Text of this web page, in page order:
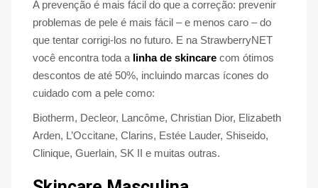
A prevenção é mais fácil do que a correção: prevenir
problemas de pele é mais fácil – e menos caro – do
que tentar corrigi-los no futuro. E na StrawberryNET
você encontra toda a linha de skincare com ótimos
descontos de até 50%, incluindo marcas ícones do
cuidado com a pele como:
Biotherm, Decleor, Lancôme, Christian Dior, Elizabeth
Arden, L’Occitane, Clarins, Estée Lauder, Shiseido,
Clinique, Guerlain, SK II e muitas outras.